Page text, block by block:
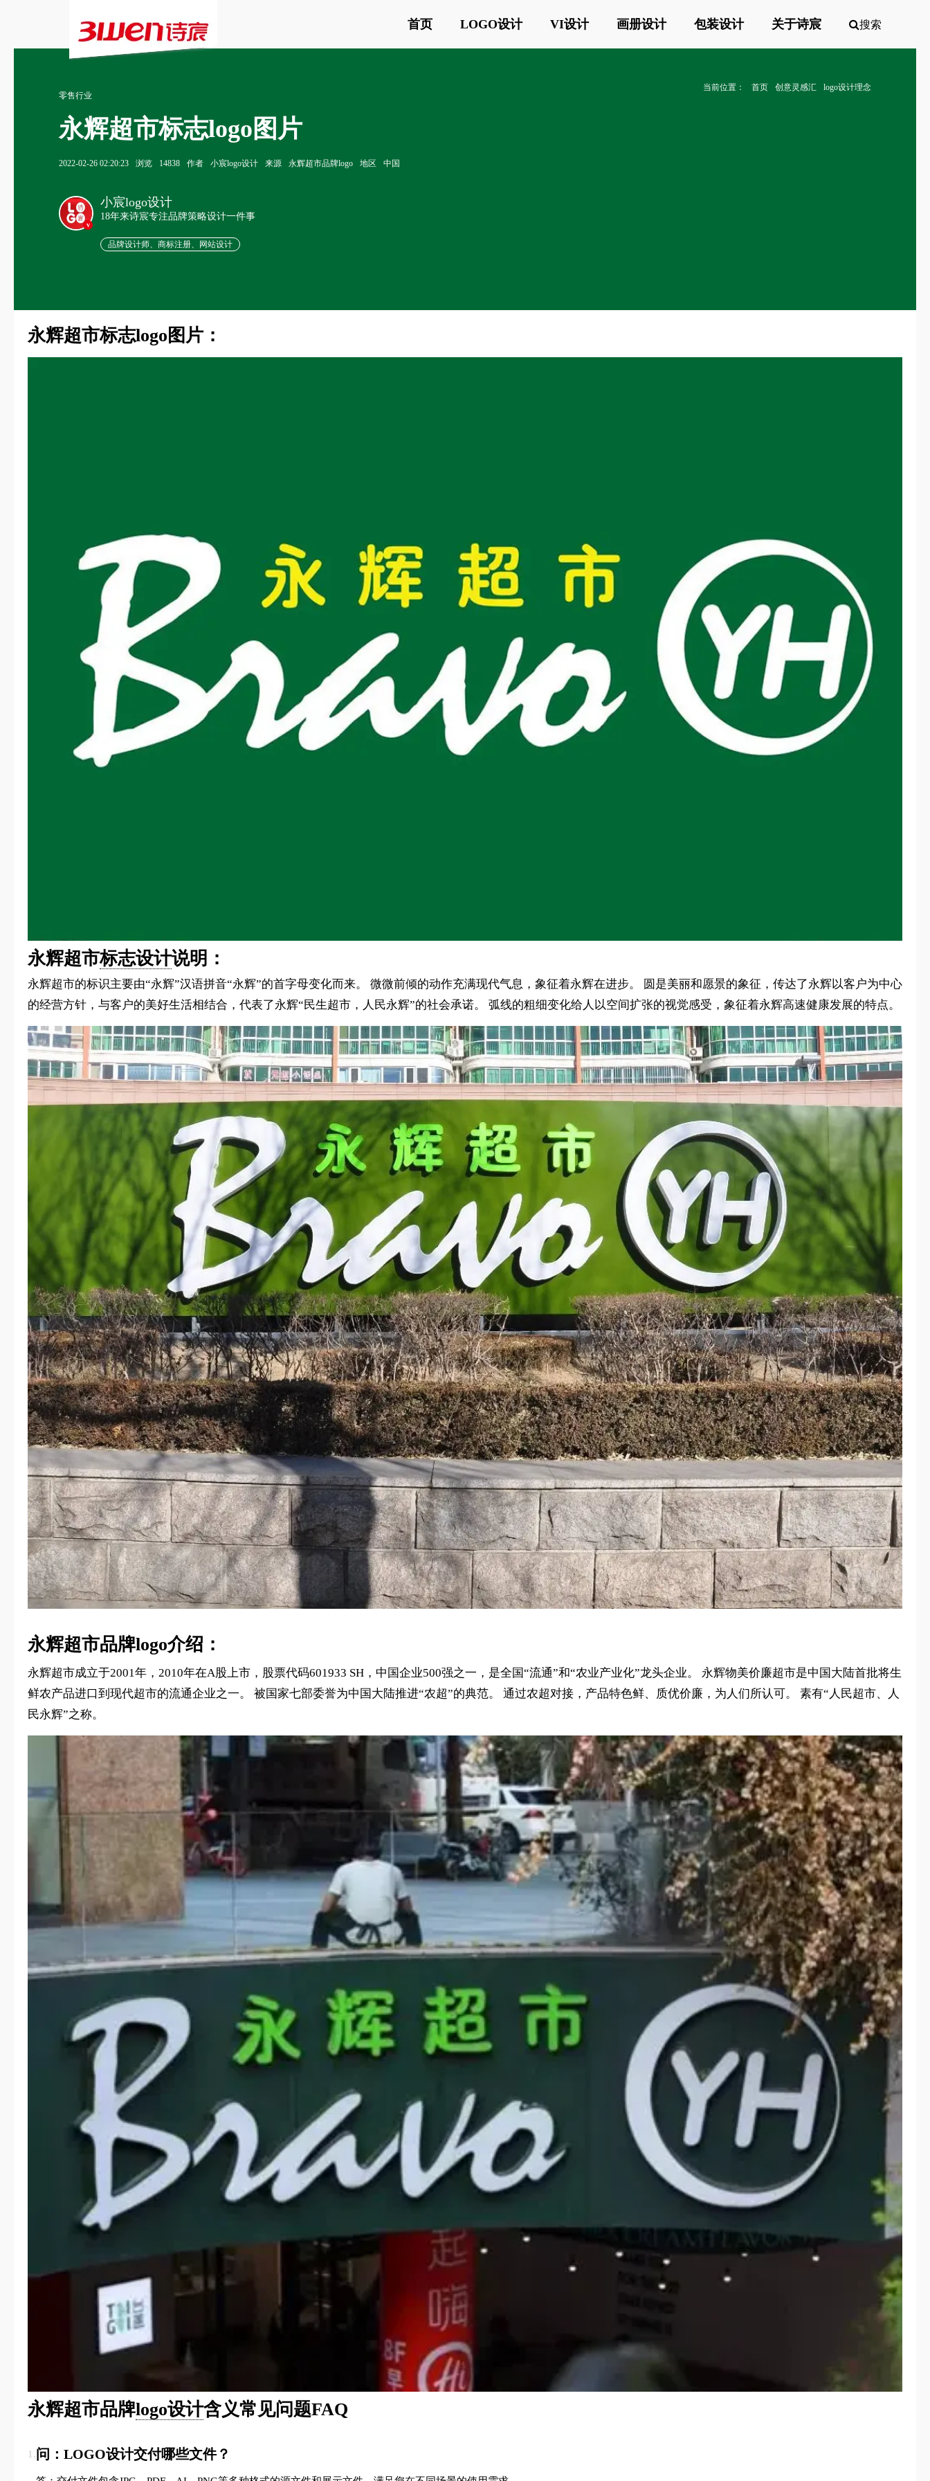
首页 LOGO设计 VI设计 画册设计 包装设计 关于诗宸 搜索
当前位置： 首页 创意灵感汇
logo设计理念
零售行业
永辉超市标志logo图片
2022-02-26 02:20:23 浏览 14838 作者 小宸logo设计 来源 永辉超市品牌logo 地区 中国
v
小宸logo设计
18年来诗宸专注品牌策略设计一件事
品牌设计师、商标注册、网站设计
永辉超市标志logo图片：
永辉超市标志设计说明：
永辉超市的标识主要由“永辉”汉语拼音“永辉”的首字母变化而来。 微微前倾的动作充满现代气息，象征着永辉在进步。 圆是美丽和愿景的象征，传达了永辉以客户为中心
的经营方针，与客户的美好生活相结合，代表了永辉“民生超市，人民永辉”的社会承诺。 弧线的粗细变化给人以空间扩张的视觉感受，象征着永辉高速健康发展的特点。
永辉超市品牌logo介绍：
永辉超市成立于2001年，2010年在A股上市，股票代码601933 SH，中国企业500强之一，是全国“流通”和“农业产业化”龙头企业。 永辉物美价廉超市是中国大陆首批将生
鲜农产品进口到现代超市的流通企业之一。 被国家七部委誉为中国大陆推进“农超”的典范。 通过农超对接，产品特色鲜、质优价廉，为人们所认可。 素有“人民超市、人
民永辉”之称。
永辉超市品牌logo设计含义常见问题FAQ
1.问：LOGO设计交付哪些文件？